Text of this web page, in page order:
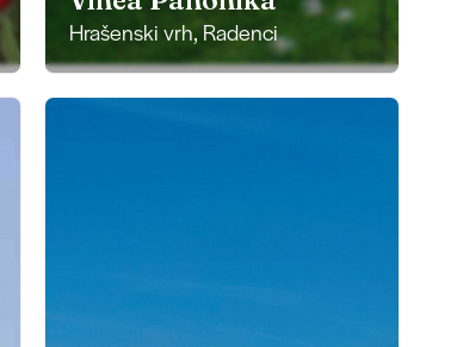
Hrašenski vrh, Radenci